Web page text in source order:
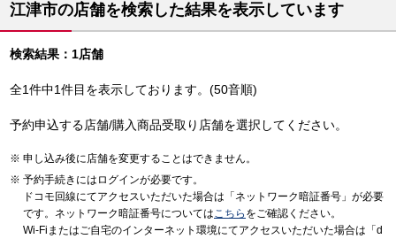
江津市の店舗を検索した結果を表示しています
検索結果：1店舗
全1件中1件目を表示しております。(50音順)
予約申込する店舗/購入商品受取り店舗を選択してください。
申し込み後に店舗を変更することはできません。
予約手続きにはログインが必要です。
ドコモ回線にてアクセスいただいた場合は「ネットワーク暗証番号」が必要
です。ネットワーク暗証番号についてはこちら をご確認ください。
Wi-Fiまたはご自宅のインターネット環境にてアクセスいただいた場合は「d